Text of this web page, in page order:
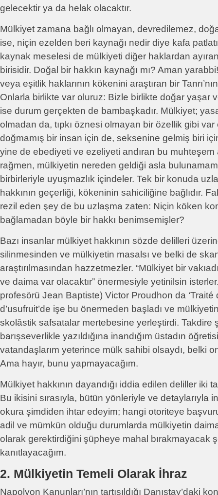
gelecektir ya da helak olacaktır.
Mülkiyet zamana bağlı olmayan, devredilemez,
ise, niçin ezelden beri kaynağı nedir diye kafa
kaynak meselesi de mülkiyeti diğer haklardan
birisidir. Doğal bir hakkın kaynağı mı? Aman
veya eşitlik haklarının kökenini araştıran bir
Onlarla birlikte var oluruz: Bizle birlikte doğar yaşar
ise durum gerçekten de bambaşkadır. Mülkiyet;
olmadan da, tıpkı öznesi olmayan bir özellik gibi
doğmamış bir insan için de, seksenine gelmiş biri
yine de ebediyeti ve ezeliyeti andıran bu muhteşem
rağmen, mülkiyetin nereden geldiği asla
birbirleriyle uyuşmazlık içindeler. Tek bir konuda
hakkının geçerliği, kökeninin sahiciliğine bağlıdır.
rezil eden şey de bu uzlaşma zaten: Niçin köken
bağlamadan böyle bir hakkı benimsemişler?
Bazı insanlar mülkiyet hakkının sözde delilleri
silinmesinden ve mülkiyetin masalsı ve belki de
araştırılmasından hazzetmezler. “Mülkiyet bir
ve daima var olacaktır” önermesiyle yetinilsin
profesörü Jean Baptiste) Victor Proudhon da ‘Traité
d’usufruit’de işe bu önermeden başladı ve
skolâstik safsatalar mertebesine yerleştirdi. Takdire
barışseverlikle yazıldığına inandığım üstadın
vatandaşlarım yeterince mülk sahibi olsaydı, belki
Ama hayır, bunu yapmayacağım.
Mülkiyet hakkının dayandığı iddia edilen deliller iki
Bu ikisini sırasıyla, bütün yönleriyle ve detaylarıyla
okura şimdiden ihtar edeyim; hangi otoriteye
adil ve mümkün olduğu durumlarda mülkiyetin
olarak gerektirdiğini şüpheye mahal bırakmayacak
kanıtlayacağım.
2. Mülkiyetin Temeli Olarak İhraz
Napolyon Kanunları’nın tartışıldığı Danıştay’daki